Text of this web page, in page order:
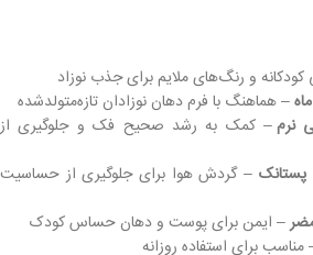
و رنگ‌های ملایم برای جذب نوزاد
– هماهنگ با فرم دهان نوزادان تازه‌متولدشده
نرم– کمک به رشد صحیح فک و جلوگیری از
پستانک – گردش هوا برای جلوگیری از حساسیت
– ایمن برای پوست و دهان حساس کودک
مناسب برای استفاده روزانه